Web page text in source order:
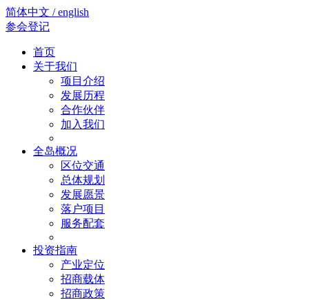
简体中文 / english
参会登记
首页
关于我们
项目介绍
发展历程
合作伙伴
加入我们
全岛概况
区位交通
总体规划
发展愿景
落户项目
服务配套
投资指南
产业定位
招商载体
招商政策